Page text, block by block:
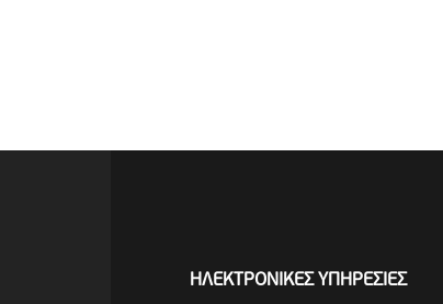
ΗΛΕΚΤΡΟΝΙΚΕΣ ΥΠΗΡΕΣΙΕΣ